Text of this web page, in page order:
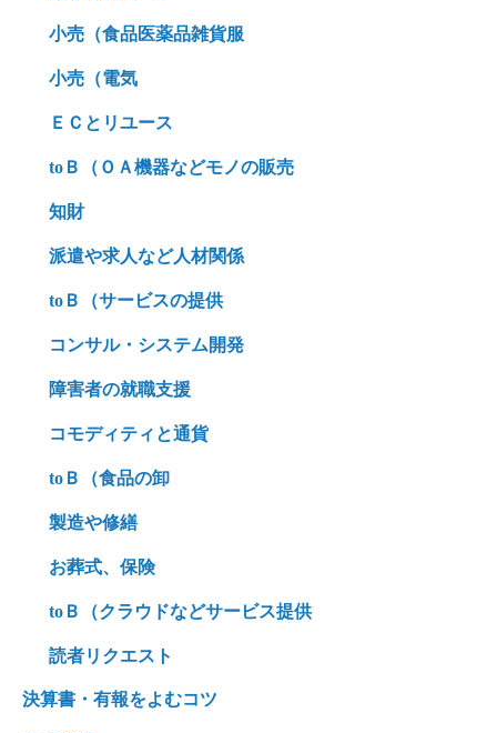
小売（食品医薬品雑貨服
小売（電気
ＥＣとリユース
toＢ（ＯＡ機器などモノの販売
知財
派遣や求人など人材関係
toＢ（サービスの提供
コンサル・システム開発
障害者の就職支援
コモディティと通貨
toＢ（食品の卸
製造や修繕
お葬式、保険
toＢ（クラウドなどサービス提供
読者リクエスト
決算書・有報をよむコツ